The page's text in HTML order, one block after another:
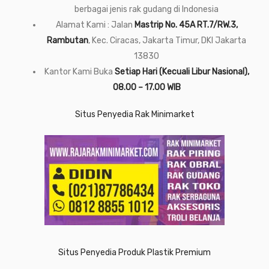
berbagai jenis rak gudang di Indonesia
Alamat Kami : Jalan Mastrip No. 45A RT.7/RW.3,
Rambutan, Kec. Ciracas, Jakarta Timur, DKI Jakarta
13830
Kantor Kami Buka Setiap Hari (Kecuali Libur Nasional),
08.00 – 17.00 WIB
Situs Penyedia Rak Minimarket
Situs Penyedia Produk Plastik Premium